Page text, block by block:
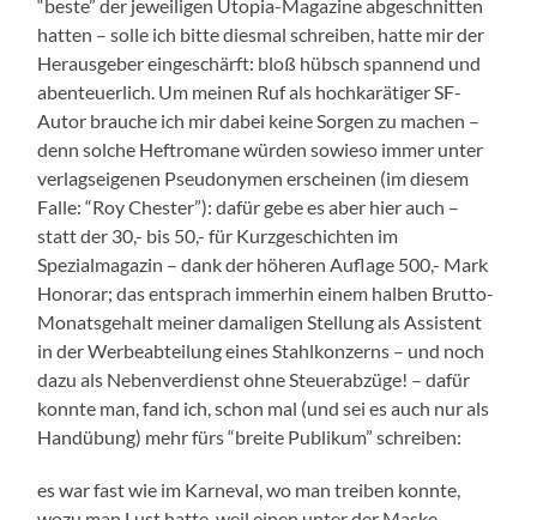
“beste” der jeweiligen Utopia-Magazine abgeschnitten
hatten – solle ich bitte diesmal schreiben, hatte mir der
Herausgeber eingeschärft: bloß hübsch spannend und
abenteuerlich. Um meinen Ruf als hochkarätiger SF-
Autor brauche ich mir dabei keine Sorgen zu machen –
denn solche Heftromane würden sowieso immer unter
verlagseigenen Pseudonymen erscheinen (im diesem
Falle: “Roy Chester”): dafür gebe es aber hier auch –
statt der 30,- bis 50,- für Kurzgeschichten im
Spezialmagazin – dank der höheren Auflage 500,- Mark
Honorar; das entsprach immerhin einem halben Brutto-
Monatsgehalt meiner damaligen Stellung als Assistent
in der Werbeabteilung eines Stahlkonzerns – und noch
dazu als Nebenverdienst ohne Steuerabzüge! – dafür
konnte man, fand ich, schon mal (und sei es auch nur als
Handübung) mehr fürs “breite Publikum” schreiben:
es war fast wie im Karneval, wo man treiben konnte,